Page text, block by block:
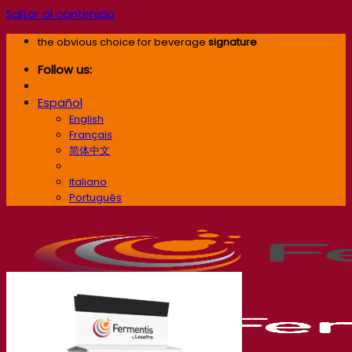
Saltar al contenido
the obvious choice for beverage signature
Follow us:
Español
English
Français
简体中文
Italiano
Português